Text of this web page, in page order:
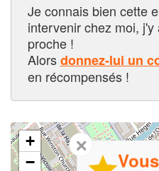
Je connais bien cette
intervenir chez moi,
proche !
Alorsdonnez-lui un
en récompensés !
+
−
✕